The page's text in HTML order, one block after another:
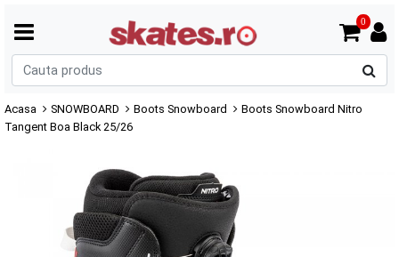
0
Acasa SNOWBOARD Boots Snowboard
Boots Snowboard Nitro
Tangent Boa Black 25/26